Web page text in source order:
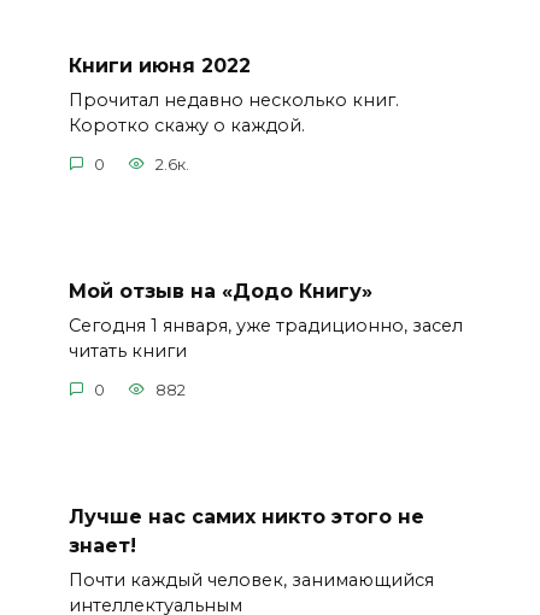
Книги июня 2022
Прочитал недавно несколько книг.
Коротко скажу о каждой.
0 2.6к.
Мой отзыв на «Додо Книгу»
Сегодня 1 января, уже традиционно, засел
читать книги
0 882
Лучше нас самих никто этого не
знает!
Почти каждый человек, занимающийся
интеллектуальным